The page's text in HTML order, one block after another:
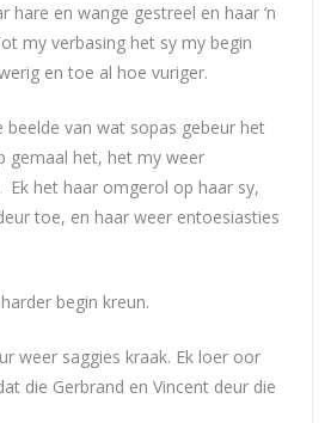
hare en wange gestreel en haar ‘n
my verbasing het sy my begin
en toe al hoe vuriger.
beelde van wat sopas gebeur het
gemaal het, het my weer
Ek het haar omgerol op haar sy,
toe, en haar weer entoesiasties
begin kreun.
weer saggies kraak. Ek loer oor
die Gerbrand en Vincent deur die